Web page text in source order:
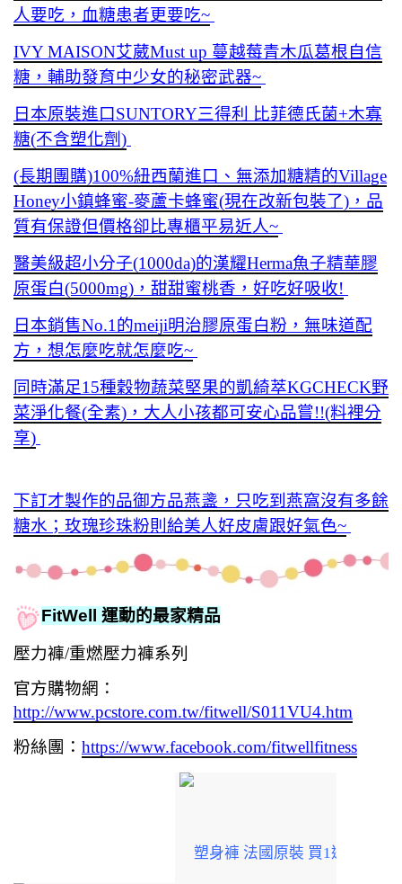
人要吃，血糖患者更要吃~
IVY MAISON艾葳Must up 蔓越莓青木瓜葛根自信
糖，輔助發育中少女的秘密武器~
日本原裝進口SUNTORY三得利 比菲德氏菌+木寡
糖(不含塑化劑)
(長期團購)100%紐西蘭進口、無添加糖精的Village
Honey小鎮蜂蜜-麥蘆卡蜂蜜(現在改新包裝了)，品
質有保證但價格卻比專櫃平易近人~
醫美級超小分子(1000da)的漢耀Herma魚子精華膠
原蛋白(5000mg)，甜甜蜜桃香，好吃好吸收!
日本銷售No.1的meiji明治膠原蛋白粉，無味道配
方，想怎麼吃就怎麼吃~
同時滿足15種穀物蔬菜堅果的凱綺萃KGCHECK野
菜淨化餐(全素)，大人小孩都可安心品嘗!!(料裡分
享)
下訂才製作的品御方品燕盞，只吃到燕窩沒有多餘
糖水；玫瑰珍珠粉則給美人好皮膚跟好氣色~
FitWell 運動的最家精品
壓力褲/重燃壓力褲系列
官方購物網：
http://www.pcstore.com.tw/fitwell/S011VU4.htm
粉絲團： https://www.facebook.com/fitwellfitness